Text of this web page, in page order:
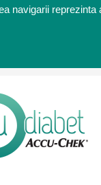
navigarii